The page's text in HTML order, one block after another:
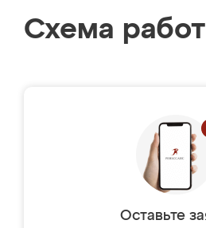
Схема
Оставьте